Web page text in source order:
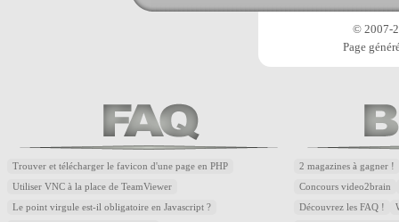
© 2007-
Page
Trouver et télécharger le favicon d'une page en PHP
Utiliser VNC à la place de TeamViewer
Le point virgule est-il obligatoire en Javascript ?
2 magazines à gagner !
Concours video2brain
Découvrez les FAQ !